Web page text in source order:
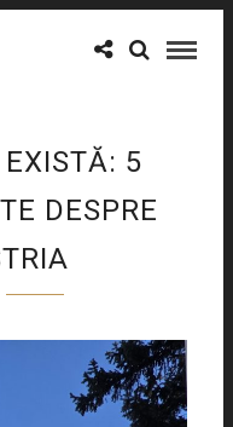
5
DESPRE